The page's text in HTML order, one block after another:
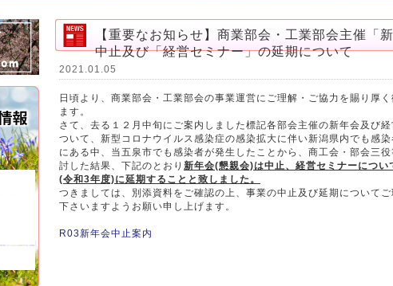
【重要なお知らせ】商業部会・工業部会主催「
中止及び「経営セミナー」の延期について
2021.01.05
日頃より、商業部会・工業部会の事業運営にご理解・ご協力を賜り厚
ます。
さて、去る１２月中旬にご案内しました標記各部会主催の新年会及び
ついて、新型コロナウイルス感染症の感染拡大に伴い新潟県内でも感染
にある中、当五泉市でも感染者が発生したことから、商工会・部会三
討した結果、下記のとおり 新年会(懇親会)は中止、経営セミナーについ
(令和3年度)に延期することと致しました。
つきましては、別添資料をご確認の上、事業の中止及び延期について
下さいますようお願い申し上げます。
R03新年会中止案内